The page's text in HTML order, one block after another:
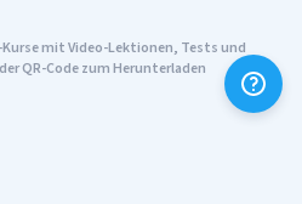
mit Video-Lektionen, Tests und
QR-Code zum Herunterladen